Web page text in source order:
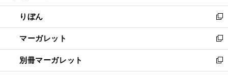
開
く
ウ
で
開
く
ン
ド
ウ
で
開
く
ウ
ィ
ン
ド
ウ
で
開
りぼん
新
し
い
ウ
ィ
ン
マーガレット
新
し
い
ウ
別冊マーガレット
新
し